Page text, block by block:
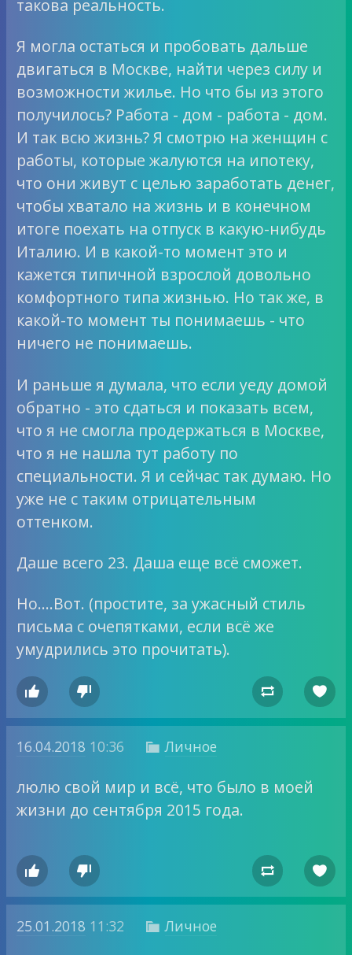
такова реальность.
Я могла остаться и пробовать дальше
двигаться в Москве, найти через силу и
возможности жилье. Но что бы из этого
получилось? Работа - дом - работа - дом.
И так всю жизнь? Я смотрю на женщин с
работы, которые жалуются на ипотеку,
что они живут с целью заработать денег,
чтобы хватало на жизнь и в конечном
итоге поехать на отпуск в какую-нибудь
Италию. И в какой-то момент это и
кажется типичной взрослой довольно
комфортного типа жизнью. Но так же, в
какой-то момент ты понимаешь - что
ничего не понимаешь.
И раньше я думала, что если уеду домой
обратно - это сдаться и показать всем,
что я не смогла продержаться в Москве,
что я не нашла тут работу по
специальности. Я и сейчас так думаю. Но
уже не с таким отрицательным
оттенком.
Даше всего 23. Даша еще всё сможет.
Но….Вот. (простите, за ужасный стиль
письма с очепятками, если всё же
умудрились это прочитать).
   
16.04.2018 10:36  Личное
люлю свой мир и всё, что было в моей
жизни до сентября 2015 года.
   
25.01.2018 11:32  Личное